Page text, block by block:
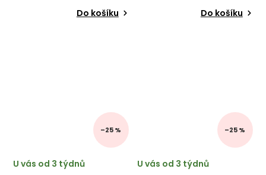
Do košíku Do košíku
–25 %
U vás od 3 týdnů
–25 %
U vás od 3 týdnů